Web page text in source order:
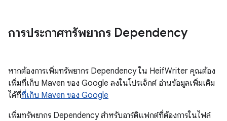
การประกาศทรัพยากร Dependency
หากต้องการเพิ่มทรัพยากร Dependency ใน HeifWriter คุณต้อง
เพิ่มที่เก็บ Maven ของ Google ลงในโปรเจ็กต์ อ่านข้อมูลเพิ่มเติม
ได้ที่ที่เก็บ Maven ของ Google
เพิ่มทรัพยากร Dependency สำหรับอาร์ติแฟกต์ที่ต้องการในไฟล์